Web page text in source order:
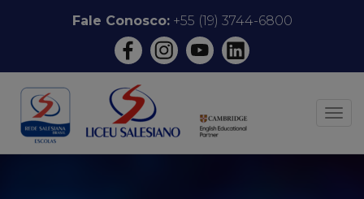
conteúdo
Fale Conosco:+55 (19) 3744-6800